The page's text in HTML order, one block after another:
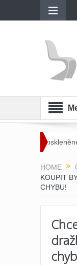
otočné
HOME
KOUPIT
CHYBU!